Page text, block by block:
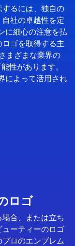
るには、独自の
社の卓越性を定
に細心の注意を払
ゴを取得する主
まざまな業界の
性があります。
によって活用され
ロゴ
合、または立ち
ーティーのロゴ
ロのエンブレム